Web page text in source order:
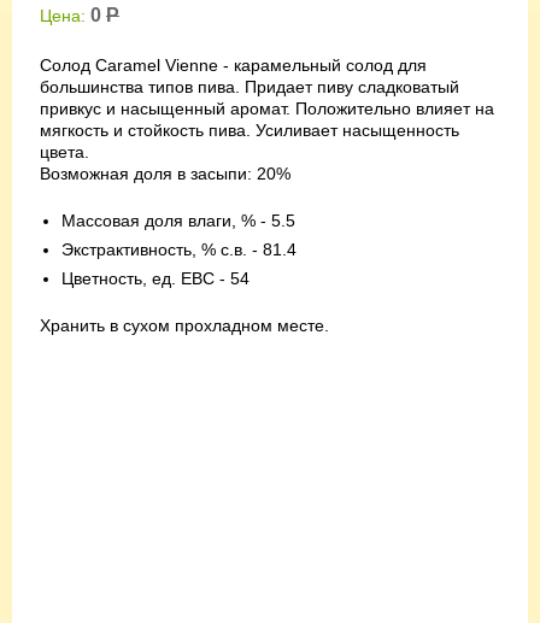
Цена: 0 Р
Солод Caramel Vienne - карамельный солод для
большинства типов пива. Придает пиву сладковатый
привкус и насыщенный аромат. Положительно влияет на
мягкость и стойкость пива. Усиливает насыщенность
цвета.
Возможная доля в засыпи: 20%
Массовая доля влаги, % - 5.5
Экстрактивность, % с.в. - 81.4
Цветность, ед. EBC - 54
Хранить в сухом прохладном месте.